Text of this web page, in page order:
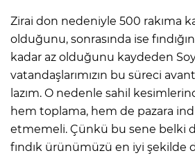
Zirai don nedeniyle 500 rakıma
olduğunu, sonrasında ise
kadar az olduğunu kaydeden
vatandaşlarımızın bu süreci
lazım. O nedenle sahil
hem toplama, hem de pazara
etmemeli. Çünkü bu sene belki
fındık ürünümüzü en iyi şekilde